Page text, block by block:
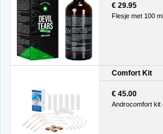
€ 29.95
Flesje met 100 ml
Comfort Kit
€ 45.00
Androcomfort kit